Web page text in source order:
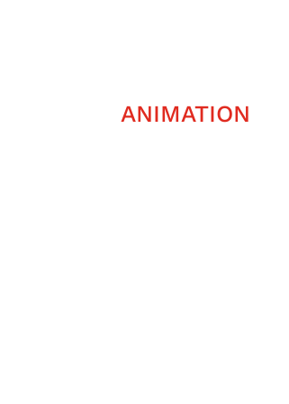
ANIMATION